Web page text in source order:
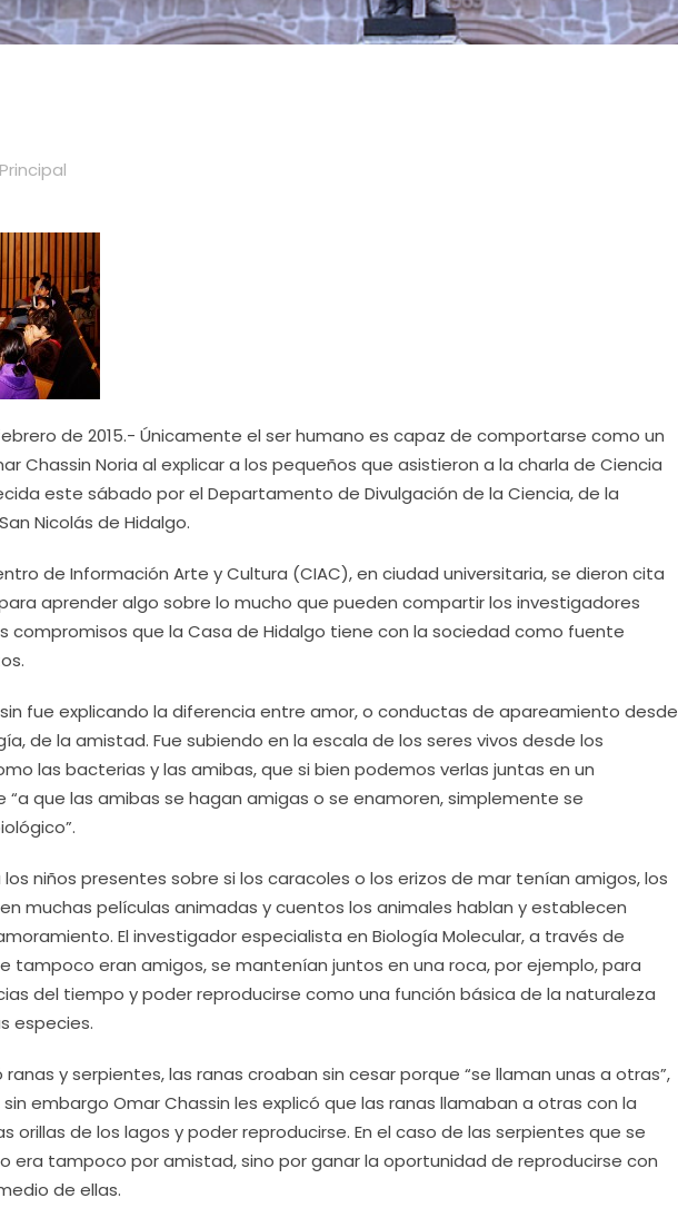
Principal
de 2015.- Únicamente el ser humano es capaz de comportarse como un
Chassin Noria al explicar a los pequeños que asistieron a la charla de Ciencia
este sábado por el Departamento de Divulgación de la Ciencia, de la
Nicolás de Hidalgo.
de Información Arte y Cultura (CIAC), en ciudad universitaria, se dieron cita
aprender algo sobre lo mucho que pueden compartir los investigadores
compromisos que la Casa de Hidalgo tiene con la sociedad como fuente
fue explicando la diferencia entre amor, o conductas de apareamiento desde
de la amistad. Fue subiendo en la escala de los seres vivos desde los
las bacterias y las amibas, que si bien podemos verlas juntas en un
“a que las amibas se hagan amigas o se enamoren, simplemente se
niños presentes sobre si los caracoles o los erizos de mar tenían amigos, los
muchas películas animadas y cuentos los animales hablan y establecen
El investigador especialista en Biología Molecular, a través de
tampoco eran amigos, se mantenían juntos en una roca, por ejemplo, para
del tiempo y poder reproducirse como una función básica de la naturaleza
especies.
y serpientes, las ranas croaban sin cesar porque “se llaman unas a otras”,
embargo Omar Chassin les explicó que las ranas llamaban a otras con la
orillas de los lagos y poder reproducirse. En el caso de las serpientes que se
era tampoco por amistad, sino por ganar la oportunidad de reproducirse con
de ellas.